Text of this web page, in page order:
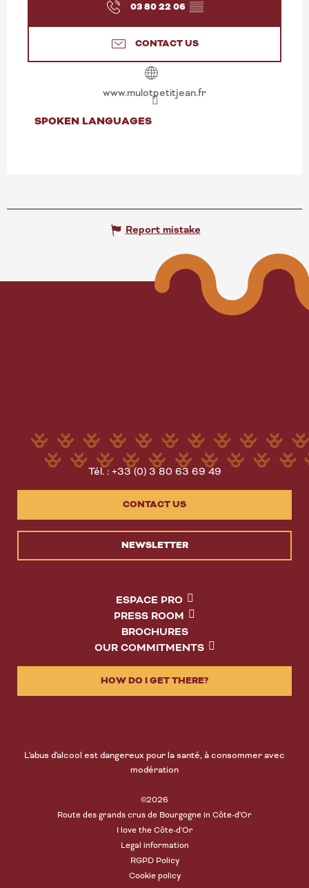
03 80 22 06 ▒▒
CONTACT US
www.mulotpetitjean.fr
SPOKEN LANGUAGES
SPOKEN LANGUAGES
Report mistake
Tél. : +33 (0) 3 80 63 69 49
CONTACT US
NEWSLETTER
ESPACE PRO
PRESS ROOM
BROCHURES
OUR COMMITMENTS
HOW DO I GET THERE?
L'abus d'alcool est dangereux pour la santé, à consommer avec
modération
©2026
Route des grands crus de Bourgogne in Côte-d'Or
I love the Côte-d'Or
Legal information
RGPD Policy
Cookie policy